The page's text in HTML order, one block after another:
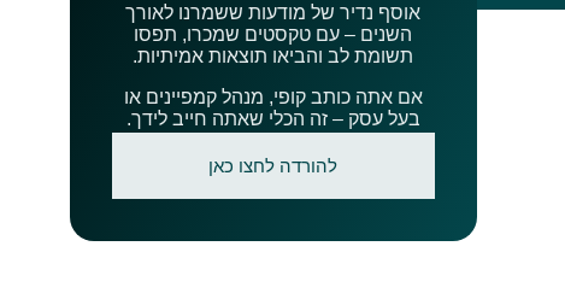
אוסף נדיר של מודעות ששמרנו לאורך
השנים – עם טקסטים שמכרו, תפסו
תשומת לב והביאו תוצאות אמיתיות.
אם אתה כותב קופי, מנהל קמפיינים או
בעל עסק – זה הכלי שאתה חייב לידך.
להורדה לחצו כאן